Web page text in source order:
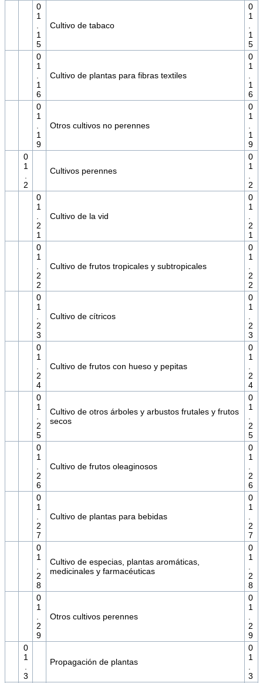
0
1
.
1
5
Cultivo de tabaco
0
1
.
1
5
0
1
.
1
6
Cultivo de plantas para fibras textiles
0
1
.
1
6
0
1
.
1
9
Otros cultivos no perennes
0
1
.
1
9
0
1
.
2
Cultivos perennes
0
1
.
2
0
1
.
2
1
Cultivo de la vid
0
1
.
2
1
0
1
.
2
2
Cultivo de frutos tropicales y subtropicales
0
1
.
2
2
0
1
.
2
3
Cultivo de cítricos
0
1
.
2
3
0
1
.
2
4
Cultivo de frutos con hueso y pepitas
0
1
.
2
4
0
1
.
2
5
Cultivo de otros árboles y arbustos frutales y frutos
secos
0
1
.
2
5
0
1
.
2
6
Cultivo de frutos oleaginosos
0
1
.
2
6
0
1
.
2
7
Cultivo de plantas para bebidas
0
1
.
2
7
0
1
.
2
8
Cultivo de especias, plantas aromáticas,
medicinales y farmacéuticas
0
1
.
2
8
0
1
.
2
9
Otros cultivos perennes
0
1
.
2
9
0
1
.
3
Propagación de plantas
0
1
.
3